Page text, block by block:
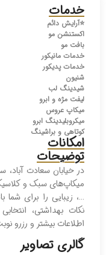
خدمات
⭐️آرایش دائم
اکستنشن مو
بافت مو
خدمات مانیکور
خدمات پدیکور
شنیون
شیدینگ لب
لیفت مژه و ابرو
میکاپ عروس
میکروبلیدینگ ابرو
کوتاهی و براشینگ
امکانات
توضیحات
در خیابان سعادت آباد،
میکاپ‌های سبک و
…، زیبایی را برای شما
نکات بهداشتی،
اطلاعات بیشتر و رزرو
گالری تصاویر